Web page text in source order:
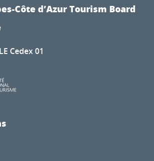
Côte d’Azur Tourism Board
Cedex 01